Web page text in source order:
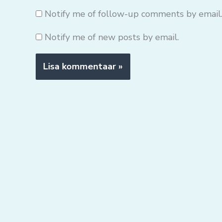
Notify me of follow-up comments by email.
Notify me of new posts by email.